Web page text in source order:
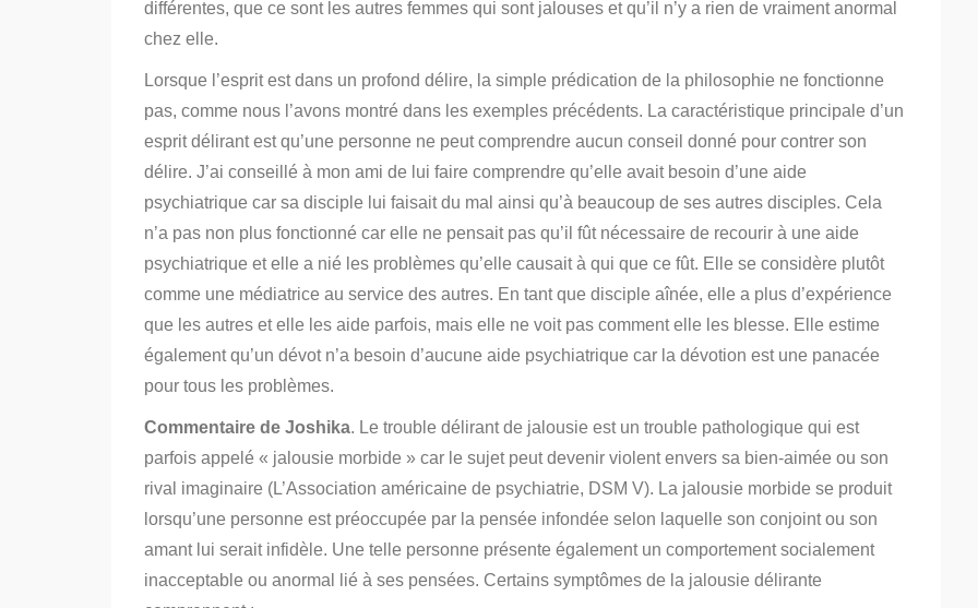
différentes, que ce sont les autres femmes qui sont jalouses et qu’il n’y a rien de vraiment anormal
chez elle.
Lorsque l’esprit est dans un profond délire, la simple prédication de la philosophie ne fonctionne
pas, comme nous l’avons montré dans les exemples précédents. La caractéristique principale d’un
esprit délirant est qu’une personne ne peut comprendre aucun conseil donné pour contrer son
délire. J’ai conseillé à mon ami de lui faire comprendre qu’elle avait besoin d’une aide
psychiatrique car sa disciple lui faisait du mal ainsi qu’à beaucoup de ses autres disciples. Cela
n’a pas non plus fonctionné car elle ne pensait pas qu’il fût nécessaire de recourir à une aide
psychiatrique et elle a nié les problèmes qu’elle causait à qui que ce fût. Elle se considère plutôt
comme une médiatrice au service des autres. En tant que disciple aînée, elle a plus d’expérience
que les autres et elle les aide parfois, mais elle ne voit pas comment elle les blesse. Elle estime
également qu’un dévot n’a besoin d’aucune aide psychiatrique car la dévotion est une panacée
pour tous les problèmes.
Commentaire de Joshika. Le trouble délirant de jalousie est un trouble pathologique qui est
parfois appelé « jalousie morbide » car le sujet peut devenir violent envers sa bien-aimée ou son
rival imaginaire (L’Association américaine de psychiatrie, DSM V). La jalousie morbide se produit
lorsqu’une personne est préoccupée par la pensée infondée selon laquelle son conjoint ou son
amant lui serait infidèle. Une telle personne présente également un comportement socialement
inacceptable ou anormal lié à ses pensées. Certains symptômes de la jalousie délirante